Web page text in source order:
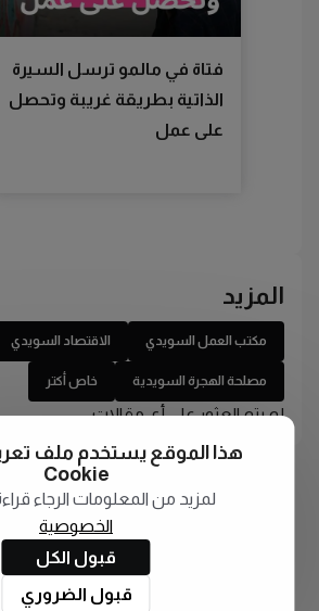
فتاة في مالمو ترسل السيرة
الذاتية بطريقة غريبة وتحصل
على عمل
المزيد
مكتب العمل السويدي الاقتصاد السويدي
مصلحة الهجرة السويدية خاص أكتر
لم يتم العثور على أي مقالات
هذا الموقع يستخدم ملف
Cookie
لمزيد من المعلومات الرجاء
الخصوصية
قبول الكل
قبول الضروري